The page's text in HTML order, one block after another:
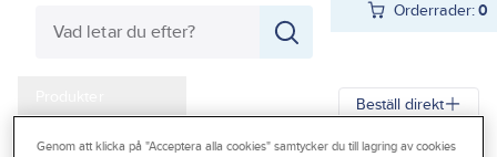
Orderrader:0
Beställ direkt
Genom att klicka på "Acceptera alla cookies" samtycker du till lagring av cookies